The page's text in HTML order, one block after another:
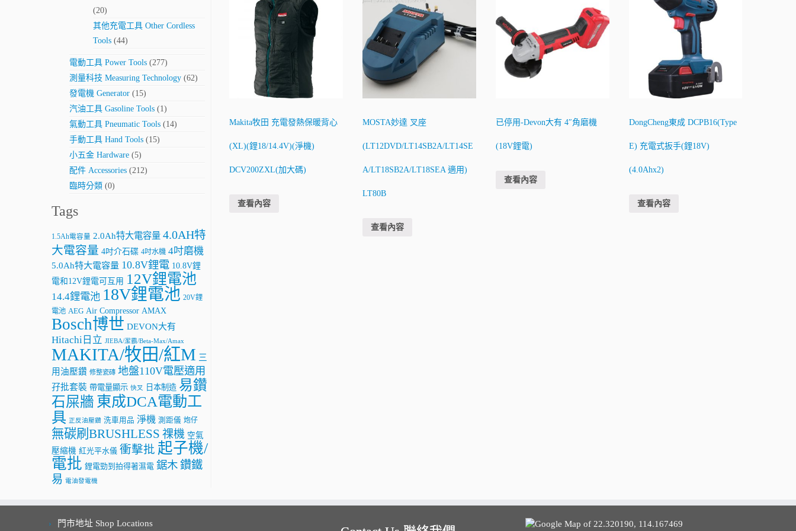
(20)
其他充電工具 Other Cordless
Tools (44)
電動工具 Power Tools (277)
測量科技 Measuring Technology (62)
發電機 Generator (15)
汽油工具 Gasoline Tools (1)
氣動工具 Pneumatic Tools (14)
手動工具 Hand Tools (15)
小五金 Hardware (5)
配件 Accessories (212)
臨時分類 (0)
Tags
1.5Ah電容量 2.0Ah特大電容量 4.0AH特
大電容量 4吋介石碟 4吋水機 4吋磨機
5.0Ah特大電容量 10.8V鋰電 10.8V鋰
電和12V鋰電可互用 12V鋰電池
14.4鋰電池 18V鋰電池 20V鋰
電池 AEG Air Compressor AMAX
Bosch博世 DEVON大有
Hitachi日立 JIEBA/潔霸/Beta-Max/Amax
MAKITA/牧田/紅M 三
用油壓鑽 修整瓷磚 地盤110V電壓適用
孖批套裝 帶電量顯示 快叉 日本制造 易鑽
石屎牆 東成DCA電動工
具 正反油壓鑽 洗車用品 淨機 測距儀 炮仔
無碳刷BRUSHLESS 祼機 空氣
壓縮機 紅光平水儀 衝擊批 起子機/
電批 鋰電勁到拍得著濕電 鋸木 鑽鐵
易 電油發電機
Makita牧田 充電發熱保暖背心
(XL)(鋰18/14.4V)(淨機)
DCV200ZXL(加大碼)
查看內容
MOSTA妙達 叉座
(LT12DVD/LT14SB2A/LT14SE
A/LT18SB2A/LT18SEA 適用)
LT80B
查看內容
已停用-Devon大有 4″角磨機
(18V鋰電)
查看內容
DongCheng東成 DCPB16(Type
E) 充電式扳手(鋰18V)
(4.0Ahx2)
查看內容
門市地址 Shop Locations